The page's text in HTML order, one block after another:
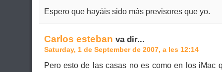
Espero que hayáis sido más previsores que yo.
Carlos esteban va dir...
Saturday, 1 de September de 2007, a les 12:14
Pero esto de las casas no es como en los iMac